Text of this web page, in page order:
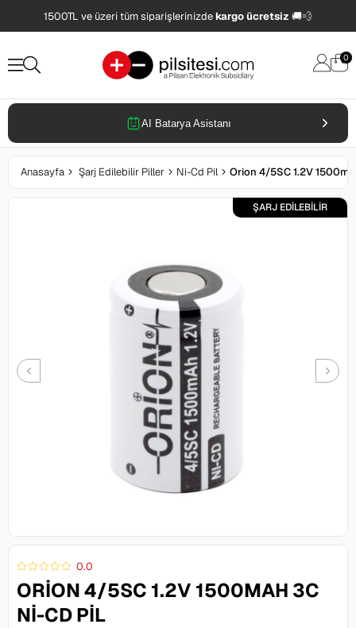
1500TL ve üzeri tüm siparişlerinizdekargo ücretsiz 🚚💨
0
AI Batarya Asistanı
Anasayfa Şarj Edilebilir Piller Ni-Cd Pil Orion 4/5SC 1.2V
ŞARJ EDİLEBİLİR
0.0
ORION 4/5SC 1.2V 1500MAH 3C
NI-CD PIL